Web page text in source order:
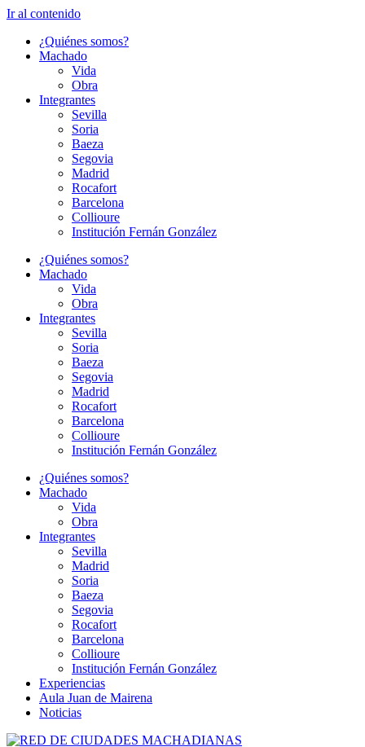
Ir al contenido
¿Quiénes somos?
Machado
Vida
Obra
Integrantes
Sevilla
Soria
Baeza
Segovia
Madrid
Rocafort
Barcelona
Collioure
Institución Fernán González
¿Quiénes somos?
Machado
Vida
Obra
Integrantes
Sevilla
Soria
Baeza
Segovia
Madrid
Rocafort
Barcelona
Collioure
Institución Fernán González
¿Quiénes somos?
Machado
Vida
Obra
Integrantes
Sevilla
Madrid
Soria
Baeza
Segovia
Rocafort
Barcelona
Collioure
Institución Fernán González
Experiencias
Aula Juan de Mairena
Noticias